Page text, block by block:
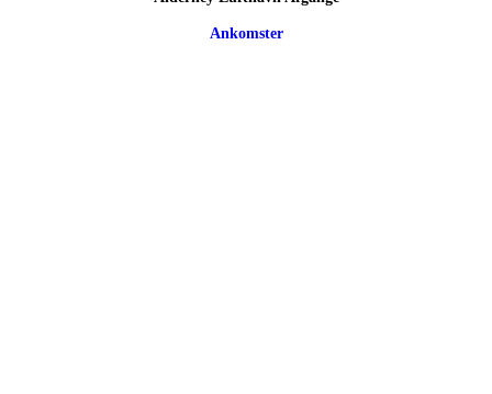
Ankomster